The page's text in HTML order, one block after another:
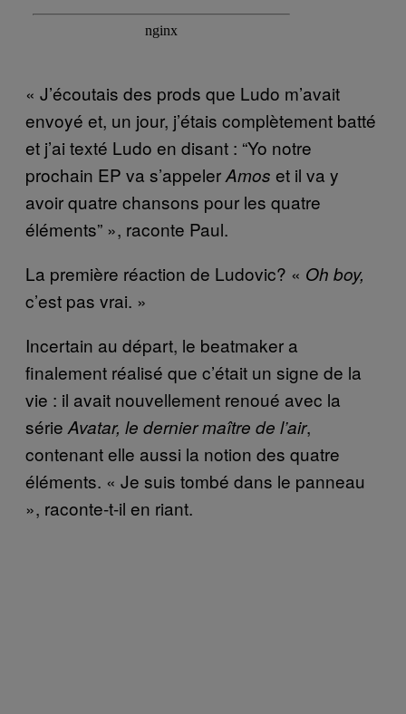
« J’écoutais des prods que Ludo m’avait
envoyé et, un jour, j’étais complètement batté
et j’ai texté Ludo en disant : “Yo notre
prochain EP va s’appelerAmos et il va y
avoir quatre chansons pour les quatre
éléments” », raconte Paul.
La première réaction de Ludovic? « Oh boy,
c’est pas vrai. »
Incertain au départ, le beatmaker a
finalement réalisé que c’était un signe de la
vie : il avait nouvellement renoué avec la
série Avatar, le dernier maître de l’air,
contenant elle aussi la notion des quatre
éléments. « Je suis tombé dans le panneau
», raconte-t-il en riant.